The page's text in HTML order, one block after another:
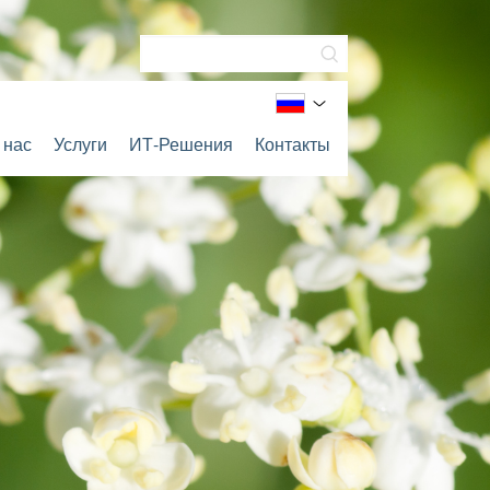
Услуги ИТ-Решения Контакты